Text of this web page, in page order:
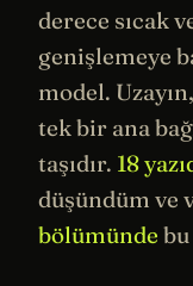
derece sıcak
genişlemeye
model. Uzayın
tek bir ana
taşıdır. 18
düşündüm ve
bölümünde